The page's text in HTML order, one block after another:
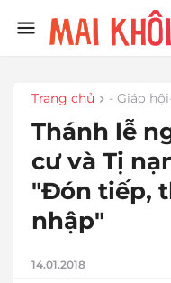
Trang chủ - Giáo
Thánh lễ
cư và Tị
"Đón tiếp,
nhập"
14.01.2018